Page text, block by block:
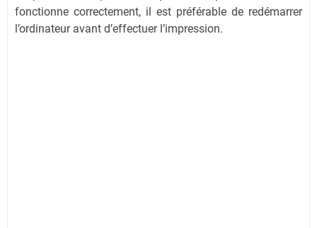
fonctionne correctement, il est préférable de redémarrer
l’ordinateur avant d’effectuer l’impression.